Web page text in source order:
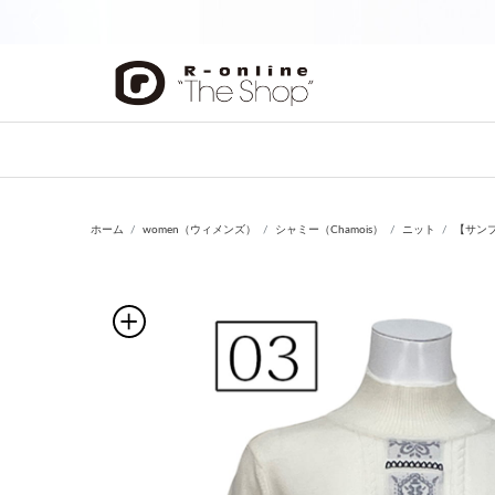
ホーム women（ウィメンズ） シャミー（Chamois） ニット 【サン